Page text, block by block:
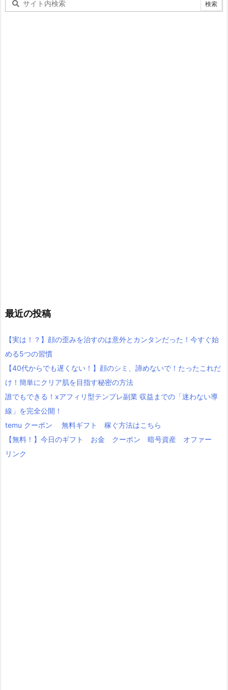
最近の投稿
【実は！？】顔の歪みを治すのは意外とカンタンだった！今すぐ始
める5つの習慣
【40代からでも遅くない！】顔のシミ、諦めないで！たったこれだ
け！簡単にクリア肌を目指す秘密の方法
誰でもできる！xアフィリ型テンプレ副業 収益までの「迷わない導
線」を完全公開！
temu クーポン 無料ギフト 稼ぐ方法はこちら
【無料！】今日のギフト お金 クーポン 暗号資産 オファー
リンク